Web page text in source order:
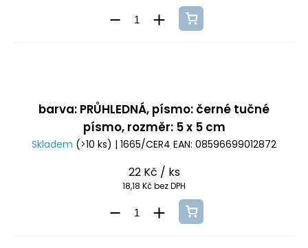
barva: PRŮHLEDNÁ, písmo: černé tučné
písmo, rozměr: 5 x 5 cm
Skladem (>10 ks) | 1665/CER4 EAN: 08596699012872
22 Kč / ks
18,18 Kč bez DPH